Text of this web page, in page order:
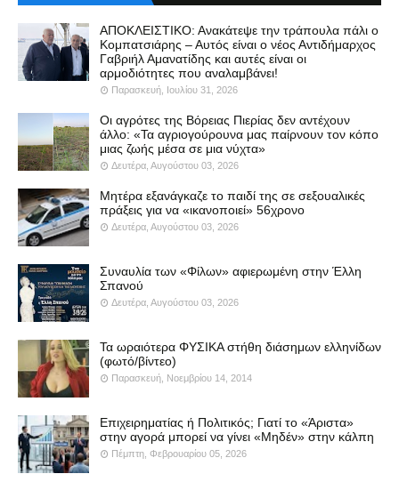
ΑΠΟΚΛΕΙΣΤΙΚΟ: Ανακάτεψε την τράπουλα πάλι ο
Κομπατσιάρης – Αυτός είναι ο νέος Αντιδήμαρχος
Γαβριήλ Αμανατίδης και αυτές είναι οι
αρμοδιότητες που αναλαμβάνει!
Παρασκευή, Ιουλίου 31, 2026
Οι αγρότες της Βόρειας Πιερίας δεν αντέχουν
άλλο: «Τα αγριογούρουνα μας παίρνουν τον κόπο
μιας ζωής μέσα σε μια νύχτα»
Δευτέρα, Αυγούστου 03, 2026
Μητέρα εξανάγκαζε το παιδί της σε σεξουαλικές
πράξεις για να «ικανοποιεί» 56χρονο
Δευτέρα, Αυγούστου 03, 2026
Συναυλία των «Φίλων» αφιερωμένη στην Έλλη
Σπανού
Δευτέρα, Αυγούστου 03, 2026
Τα ωραιότερα ΦΥΣΙΚΑ στήθη διάσημων ελληνίδων
(φωτό/βίντεο)
Παρασκευή, Νοεμβρίου 14, 2014
Επιχειρηματίας ή Πολιτικός; Γιατί το «Άριστα»
στην αγορά μπορεί να γίνει «Μηδέν» στην κάλπη
Πέμπτη, Φεβρουαρίου 05, 2026